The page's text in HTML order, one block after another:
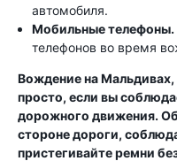
автомобиля.
Мобильные телефоны.
телефонов во время
Вождение на Мальдивах,
просто, если вы
дорожного движения.
стороне дороги,
пристегивайте ремни